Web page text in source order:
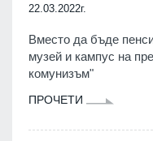
22.03.2022г.
Вместо да бъде
музей и кампус на
комунизъм"
ПРОЧЕТИ